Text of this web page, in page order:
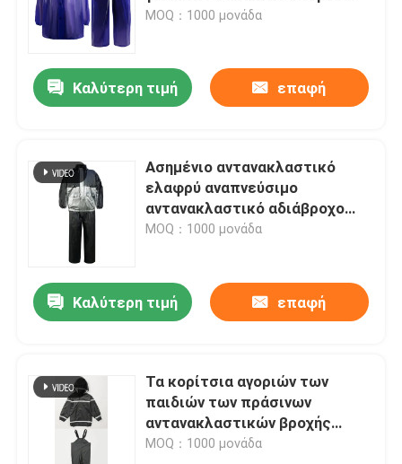
εργαλείο βροχής Vis χρώματος
MOQ：1000 μονάδα
Καλύτερη τιμή επαφή
Ασημένιο αντανακλαστικό
ελαφρύ αναπνεύσιμο
αντανακλαστικό αδιάβροχο
παλτών σακακιών βροχής
MOQ：1000 μονάδα
Καλύτερη τιμή επαφή
Τα κορίτσια αγοριών των
παιδιών των πράσινων
αντανακλαστικών βροχής
ασφάλειας ατόμων σακακιών
MOQ：1000 μονάδα